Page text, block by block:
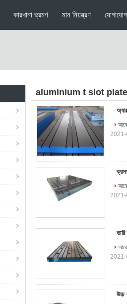
কারখানা ভ্রমণ মান নিয়ন্ত্রণ
aluminium t slot plate
2021-
2021-
2021-
উচ্চ